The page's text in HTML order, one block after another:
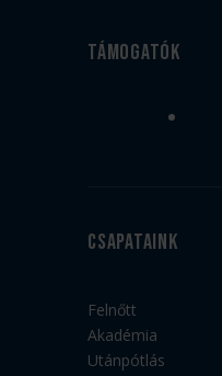
Támogatók
Csapataink
Felnőtt
Akadémia
Utánpótlás